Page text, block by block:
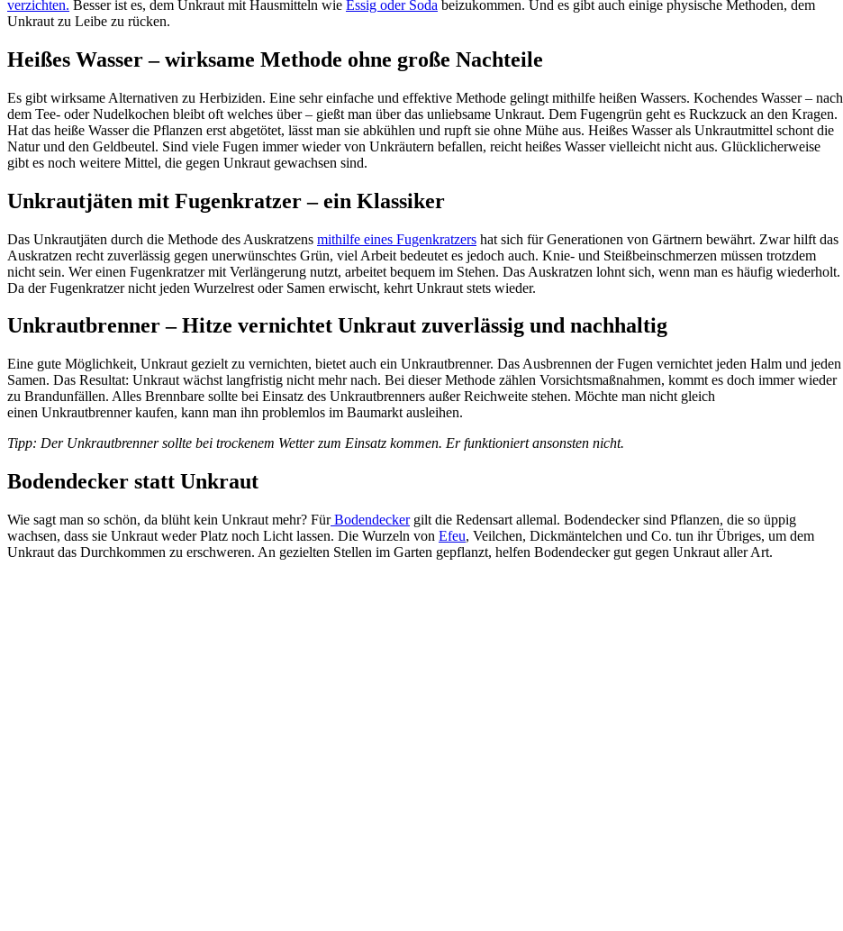
verzichten. Besser ist es, dem Unkraut mit Hausmitteln wie Essig oder Soda beizukommen. Und es gibt auch einige physische Methoden, dem
Unkraut zu Leibe zu rücken.
Heißes Wasser – wirksame Methode ohne große Nachteile
Es gibt wirksame Alternativen zu Herbiziden. Eine sehr einfache und effektive Methode gelingt mithilfe heißen Wassers. Kochendes Wasser – nach
dem Tee- oder Nudelkochen bleibt oft welches über – gießt man über das unliebsame Unkraut. Dem Fugengrün geht es Ruckzuck an den Kragen.
Hat das heiße Wasser die Pflanzen erst abgetötet, lässt man sie abkühlen und rupft sie ohne Mühe aus. Heißes Wasser als Unkrautmittel schont die
Natur und den Geldbeutel. Sind viele Fugen immer wieder von Unkräutern befallen, reicht heißes Wasser vielleicht nicht aus. Glücklicherweise
gibt es noch weitere Mittel, die gegen Unkraut gewachsen sind.
Unkrautjäten mit Fugenkratzer – ein Klassiker
Das Unkrautjäten durch die Methode des Auskratzens mithilfe eines Fugenkratzers hat sich für Generationen von Gärtnern bewährt. Zwar hilft das
Auskratzen recht zuverlässig gegen unerwünschtes Grün, viel Arbeit bedeutet es jedoch auch. Knie- und Steißbeinschmerzen müssen trotzdem
nicht sein. Wer einen Fugenkratzer mit Verlängerung nutzt, arbeitet bequem im Stehen. Das Auskratzen lohnt sich, wenn man es häufig wiederholt.
Da der Fugenkratzer nicht jeden Wurzelrest oder Samen erwischt, kehrt Unkraut stets wieder.
Unkrautbrenner – Hitze vernichtet Unkraut zuverlässig und nachhaltig
Eine gute Möglichkeit, Unkraut gezielt zu vernichten, bietet auch ein Unkrautbrenner. Das Ausbrennen der Fugen vernichtet jeden Halm und jeden
Samen. Das Resultat: Unkraut wächst langfristig nicht mehr nach. Bei dieser Methode zählen Vorsichtsmaßnahmen, kommt es doch immer wieder
zu Brandunfällen. Alles Brennbare sollte bei Einsatz des Unkrautbrenners außer Reichweite stehen. Möchte man nicht gleich
einen Unkrautbrenner kaufen, kann man ihn problemlos im Baumarkt ausleihen.
Tipp: Der Unkrautbrenner sollte bei trockenem Wetter zum Einsatz kommen. Er funktioniert ansonsten nicht.
Bodendecker statt Unkraut
Wie sagt man so schön, da blüht kein Unkraut mehr? FürBodendeckergilt die Redensart allemal. Bodendecker sind Pflanzen, die so üppig
wachsen, dass sie Unkraut weder Platz noch Licht lassen. Die Wurzeln von Efeu, Veilchen, Dickmäntelchen und Co. tun ihr Übriges, um dem
Unkraut das Durchkommen zu erschweren. An gezielten Stellen im Garten gepflanzt, helfen Bodendecker gut gegen Unkraut aller Art.